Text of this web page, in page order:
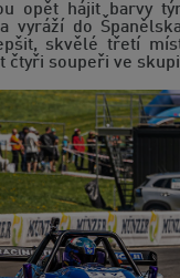
opět hájit barvy
vyráží do
skvělé třetí
čtyři soupeři ve